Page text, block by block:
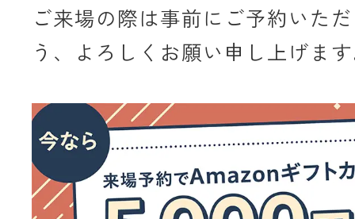
ご来場の際は事前にご予約いた
う、よろしくお願い申し上げま